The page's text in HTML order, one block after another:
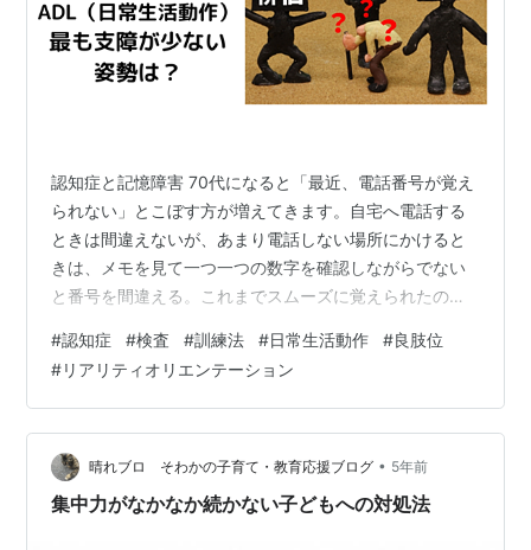
認知症と記憶障害 70代になると「最近、電話番号が覚え
られない」とこぼす方が増えてきます。自宅へ電話する
ときは間違えないが、あまり電話しない場所にかけると
きは、メモを見て一つ一つの数字を確認しながらでない
と番号を間違える。これまでスムーズに覚えられたの
とんどが認知症でないケースが多いです。こうした場合
に考えられるのは、短期記憶の障害です。 認知症と記憶
障害 短期記憶とは エピソード記憶 意味記憶 手続き記憶
遠隔記憶 認知症と記憶 認知症の検査とは ＭＭＳＥ ＦＡ
ＳＴ 改訂長谷川式簡易知能評価スケール ＣＤＲ 日常生
活自立度の判断基準 レベル…
#認知症 #検査 #訓練法 #日常生活動作 #良肢位
#リアリティオリエンテーション
晴れブロ そわかの子育て・教育応援ブログ • 5年前
集中力がなかなか続かない子どもへの対処法